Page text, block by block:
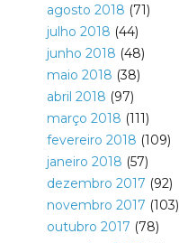
agosto 2018 (71)
julho 2018 (44)
junho 2018 (48)
maio 2018 (38)
abril 2018 (97)
março 2018 (111)
fevereiro 2018 (109)
janeiro 2018 (57)
dezembro 2017 (92)
novembro 2017 (103)
outubro 2017 (78)